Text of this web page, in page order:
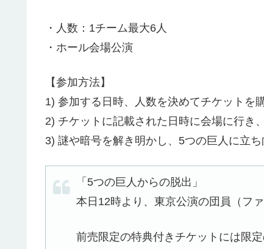
・人数：1チーム最大6人
・ホール会場公演
【参加方法】
1) 参加する日時、人数を決めてチケットを
2) チケットに記載された日時に会場に行き
3) 謎や暗号を解き明かし、5つの巨人に立ち
「5つの巨人からの脱出」
本日12時より、東京公演の団員（フ
前売限定の特典付きチケットには限